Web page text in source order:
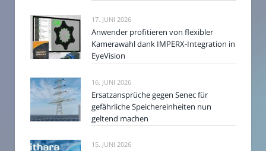
17. JUNI 2026
Anwender profitieren von flexibler
Kamerawahl dank IMPERX-Integration in
EyeVision
16. JUNI 2026
Ersatzansprüche gegen Senec für
gefährliche Speichereinheiten nun
geltend machen
15. JUNI 2026